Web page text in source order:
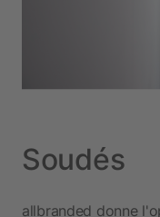
Soudés
allbranded donne